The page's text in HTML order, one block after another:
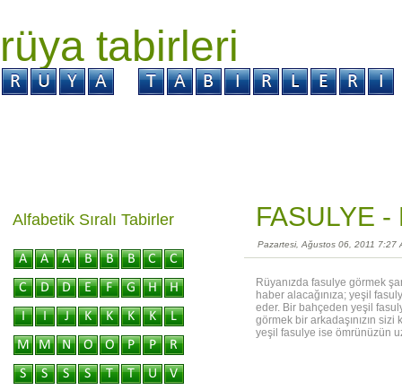
rüya tabirleri
FASULYE -
Pazartesi, Ağustos 06, 2011 7:27
Rüyanızda fasulye görmek
haber alacağınıza; yeşil
eder. Bir bahçeden yeşil
görmek bir arkadaşınızın sizi
yeşil fasulye ise ömrünüzün
Alfabetik Sıralı Tabirler